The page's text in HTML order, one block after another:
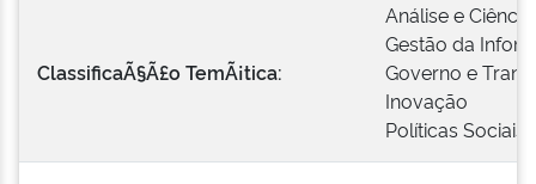
ClassificaÃ§Ã£o TemÃ¡tica:
Análise e
Gestão da
Governo e
Inovação
Políticas Sociais